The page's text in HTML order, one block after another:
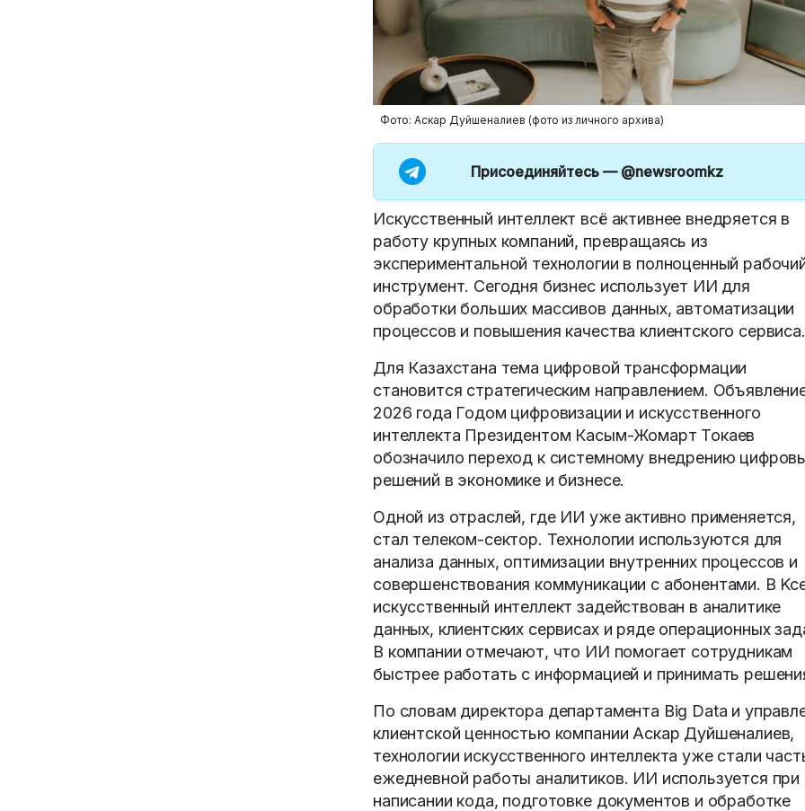
Фото: Аскар Дуйшеналиев (фото из личного архива)
Присоединяйтесь — @newsroomkz
Искусственный интеллект всё активнее внедряется в
работу крупных компаний, превращаясь из
экспериментальной технологии в полноценный
инструмент. Сегодня бизнес использует ИИ для
обработки больших массивов данных, автоматизации
процессов и повышения качества клиентского сервиса.
Для Казахстана тема цифровой трансформации
становится стратегическим направлением.
2026 года Годом цифровизации и искусственного
интеллекта Президентом Касым-Жомарт Токаев
обозначило переход к системному внедрению
решений в экономике и бизнесе.
Одной из отраслей, где ИИ уже активно применяется,
стал телеком-сектор. Технологии используются для
анализа данных, оптимизации внутренних процессов и
совершенствования коммуникации с абонентами. В
искусственный интеллект задействован в аналитике
данных, клиентских сервисах и ряде операционных
В компании отмечают, что ИИ помогает сотрудникам
быстрее работать с информацией и принимать
По словам директора департамента Big Data и
клиентской ценностью компании Аскар Дуйшеналиев,
технологии искусственного интеллекта уже стали
ежедневной работы аналитиков. ИИ используется при
написании кода, подготовке документов и обработке